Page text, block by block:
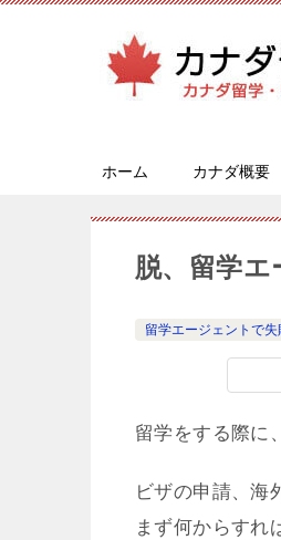
ホーム カナダ概要
脱、留学
留学エージェントで
留学をする際に
ビザの申請、海
まず何からすれ